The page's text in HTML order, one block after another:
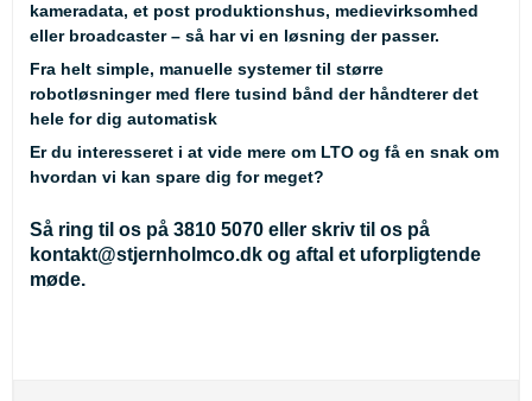
kameradata, et post produktionshus, medievirksomhed
eller broadcaster – så har vi en løsning der passer.
Fra helt simple, manuelle systemer til større
robotløsninger med flere tusind bånd der håndterer det
hele for dig automatisk
Er du interesseret i at vide mere om LTO og få en snak om
hvordan vi kan spare dig for meget?
Så ring til os på 3810 5070 eller skriv til os på
kontakt@stjernholmco.dk og aftal et uforpligtende
møde.